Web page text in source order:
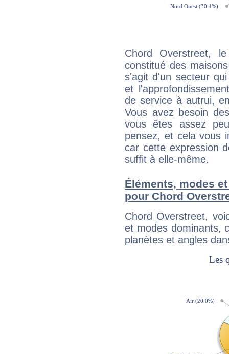
Chord Overstreet,
constitué des
s'agit d'un secteur
et
de service à autrui,
Vous avez besoin
vous êtes assez
pensez, et cela vous
car cette expression
suffit à elle-même.
Éléments, modes
pour Chord
Chord Overstreet,
et modes dominants,
planètes et angles